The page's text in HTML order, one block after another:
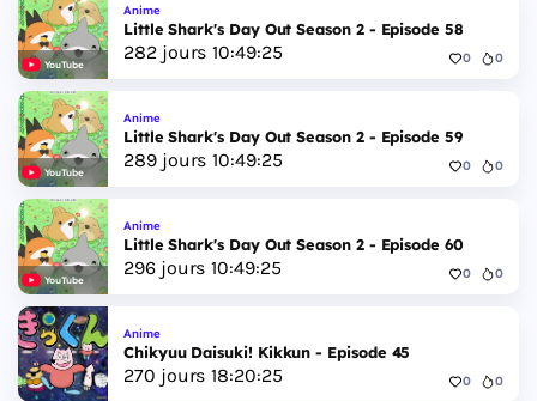
YouTube
Anime
Little Shark's Day Out Season 2 - Episode 58
282jours 10:49:24 0 0
YouTube
Anime
Little Shark's Day Out Season 2 - Episode 59
289jours 10:49:24 0 0
YouTube
Anime
Little Shark's Day Out Season 2 - Episode 60
296jours 10:49:24 0 0
Anime
Chikyuu Daisuki! Kikkun - Episode 45
270 jours 18:20:24 0 0